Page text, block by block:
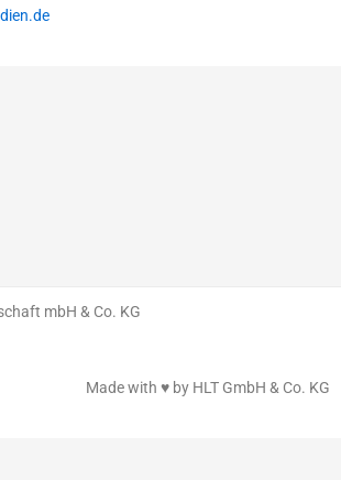
mbH & Co. KG
Made with ♥ by HLT GmbH & Co. KG